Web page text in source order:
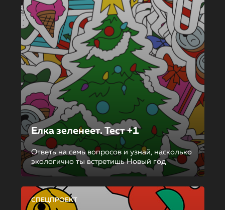
Елка зеленеет. Тест +1
Ответь на семь вопросов и узнай, насколько
экологично ты встретишь Новый год
СПЕЦПРОЕКТ